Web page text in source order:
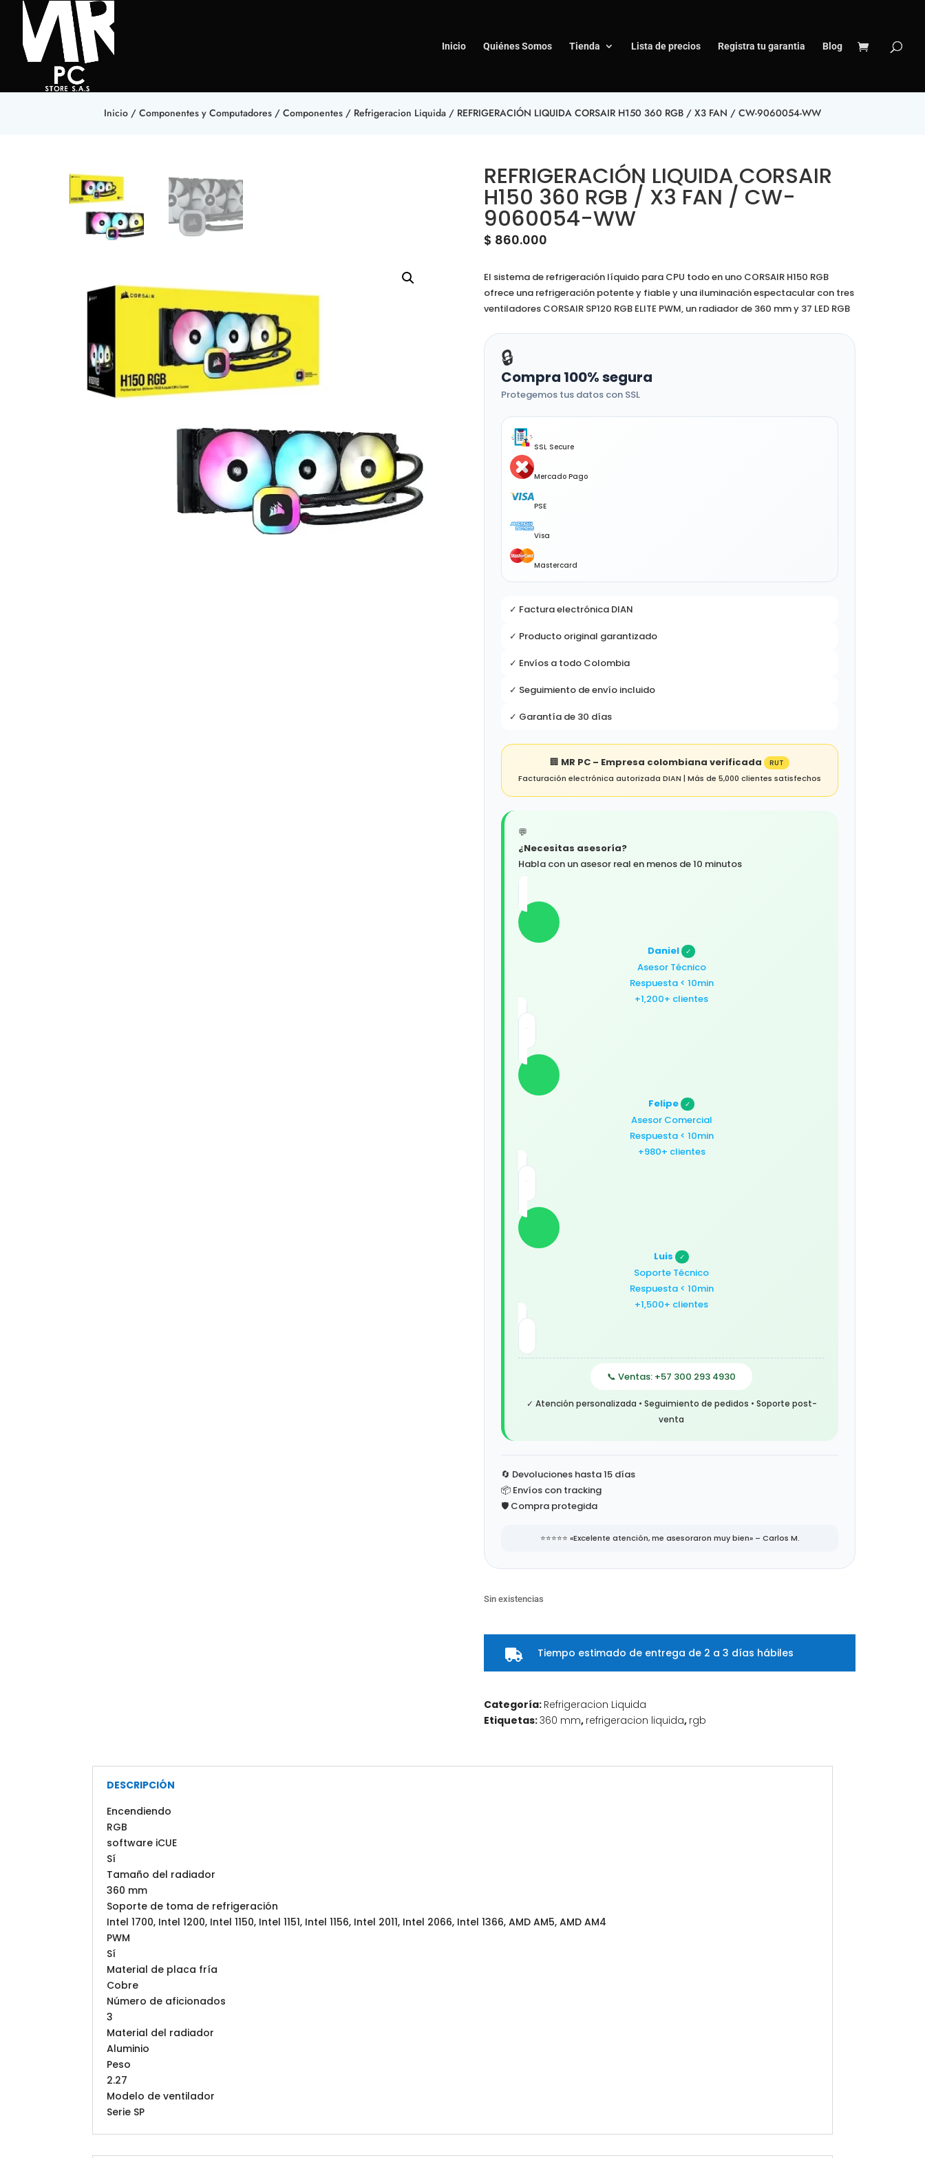
Inicio Quiénes Somos Tienda Lista de precios Registra tu garantia Blog
Inicio / Componentes y Computadores / Componentes / Refrigeracion Liquida / REFRIGERACIÓN LIQUIDA CORSAIR H150 360 RGB / X3 FAN / CW-9060054-WW
REFRIGERACIÓN LIQUIDA CORSAIR
H150 360 RGB / X3 FAN / CW-
9060054-WW
$ 860.000
El sistema de refrigeración líquido para CPU todo en uno CORSAIR H150 RGB
ofrece una refrigeración potente y fiable y una iluminación espectacular con tres
ventiladores CORSAIR SP120 RGB ELITE PWM, un radiador de 360 ​​mm y 37 LED RGB
🔒
Compra 100% segura
Protegemos tus datos con SSL
SSL Secure
Mercado Pago
PSE
Visa
Mastercard
✓ Factura electrónica DIAN
✓ Producto original garantizado
✓ Envíos a todo Colombia
✓ Seguimiento de envío incluido
✓ Garantía de 30 días
🏢 MR PC – Empresa colombiana verificada RUT
Facturación electrónica autorizada DIAN | Más de 5,000 clientes satisfechos
💬
¿Necesitas asesoría?
Habla con un asesor real en menos de 10 minutos
Daniel ✓
Asesor Técnico
Respuesta < 10min
+1,200+ clientes
Felipe ✓
Asesor Comercial
Respuesta < 10min
+980+ clientes
Luis ✓
Soporte Técnico
Respuesta < 10min
+1,500+ clientes
📞 Ventas: +57 300 293 4930
✓ Atención personalizada • Seguimiento de pedidos • Soporte post-
venta
🔄 Devoluciones hasta 15 días
📦 Envíos con tracking
🛡️ Compra protegida
⭐⭐⭐⭐⭐ «Excelente atención, me asesoraron muy bien» – Carlos M.
Sin existencias
 Tiempo estimado de entrega de 2 a 3 días hábiles
Categoría: Refrigeracion Liquida
Etiquetas:360 mm, refrigeracion liquida, rgb
DESCRIPCIÓN
Encendiendo
RGB
software iCUE
Sí
Tamaño del radiador
360 mm
Soporte de toma de refrigeración
Intel 1700, Intel 1200, Intel 1150, Intel 1151, Intel 1156, Intel 2011, Intel 2066, Intel 1366, AMD AM5, AMD AM4
PWM
Sí
Material de placa fría
Cobre
Número de aficionados
3
Material del radiador
Aluminio
Peso
2.27
Modelo de ventilador
Serie SP